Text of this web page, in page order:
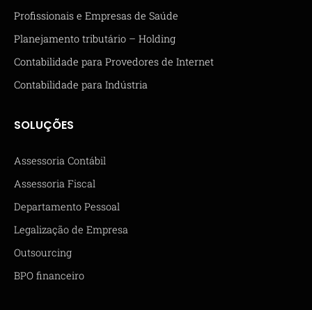
Profissionais e Empresas de Saúde
Planejamento tributário – Holding
Contabilidade para Provedores de Internet
Contabilidade para Indústria
SOLUÇÕES
Assessoria Contábil
Assessoria Fiscal
Departamento Pessoal
Legalização de Empresa
Outsourcing
BPO financeiro